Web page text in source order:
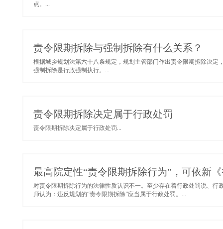
点。...
责令限期拆除与强制拆除有什么关系？
根据城乡规划法第六十八条规定，规划主管部门作出责令限期拆除决
强制拆除是行政强制执行。...
责令限期拆除决定属于行政处罚
责令限期拆除决定属于行政处罚...
最高院定性“责令限期拆除行为”，可依新
对责令限期拆除行为的法律性质认识不一。至少存在着行政处罚说、
师认为：违反规划的“责令限期拆除”应当属于行政处罚。...